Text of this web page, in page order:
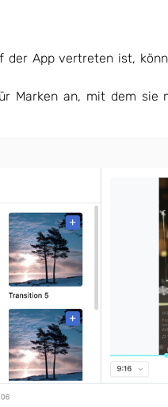
App vertreten ist,
Marken an, mit dem sie